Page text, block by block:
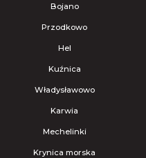
Bojano
Przodkowo
Hel
Kuźnica
Władysławowo
Karwia
Mechelinki
Krynica morska